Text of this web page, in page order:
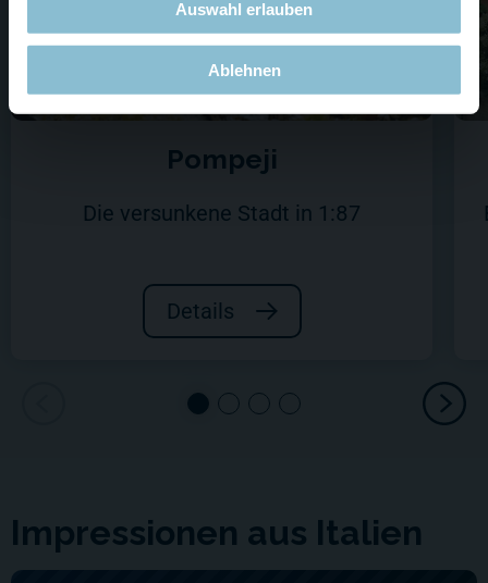
Auswahl erlauben
Ablehnen
Pompeji
Die versunkene Stadt in 1:87
Details
Impressionen aus Italien